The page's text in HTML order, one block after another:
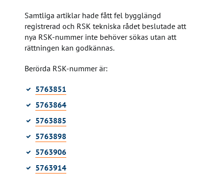
Samtliga artiklar hade fått fel bygglängd
registrerad och RSK tekniska rådet beslutade att
nya RSK-nummer inte behöver sökas utan att
rättningen kan godkännas.
Berörda RSK-nummer är:
5763851
5763864
5763885
5763898
5763906
5763914